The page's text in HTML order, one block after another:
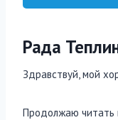
Рада
Здравствуй, мой
Продолжаю читать